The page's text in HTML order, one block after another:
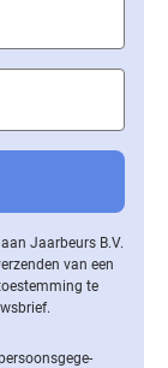
Jaarbeurs B.V.
van een
te